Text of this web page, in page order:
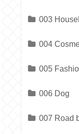
003
004
005
006 Dog
007 Road